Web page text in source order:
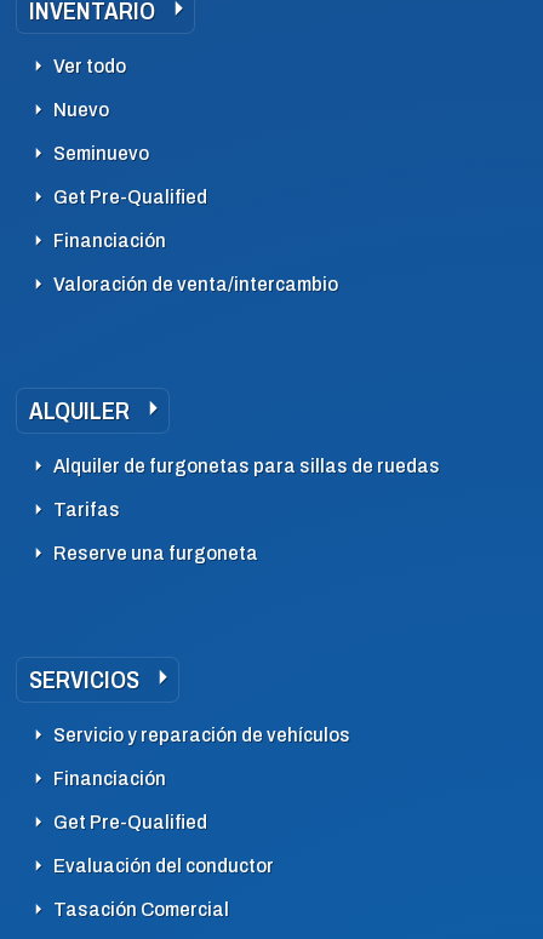
INVENTARIO
Ver todo
Nuevo
Seminuevo
Get Pre-Qualified
Financiación
Valoración de venta/intercambio
ALQUILER
Alquiler de furgonetas para sillas de ruedas
Tarifas
Reserve una furgoneta
SERVICIOS
Servicio y reparación de vehículos
Financiación
Get Pre-Qualified
Evaluación del conductor
Tasación Comercial